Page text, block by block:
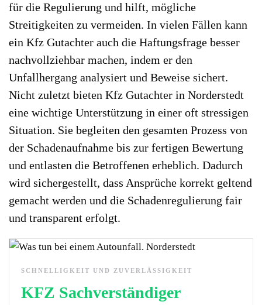
für die Regulierung und hilft, mögliche
Streitigkeiten zu vermeiden. In vielen Fällen kann
ein Kfz Gutachter auch die Haftungsfrage besser
nachvollziehbar machen, indem er den
Unfallhergang analysiert und Beweise sichert.
Nicht zuletzt bieten Kfz Gutachter in Norderstedt
eine wichtige Unterstützung in einer oft stressigen
Situation. Sie begleiten den gesamten Prozess von
der Schadenaufnahme bis zur fertigen Bewertung
und entlasten die Betroffenen erheblich. Dadurch
wird sichergestellt, dass Ansprüche korrekt geltend
gemacht werden und die Schadenregulierung fair
und transparent erfolgt.
SCHNELLIGKEIT UND ZUVERLÄSSIGKEIT
KFZ Sachverständiger